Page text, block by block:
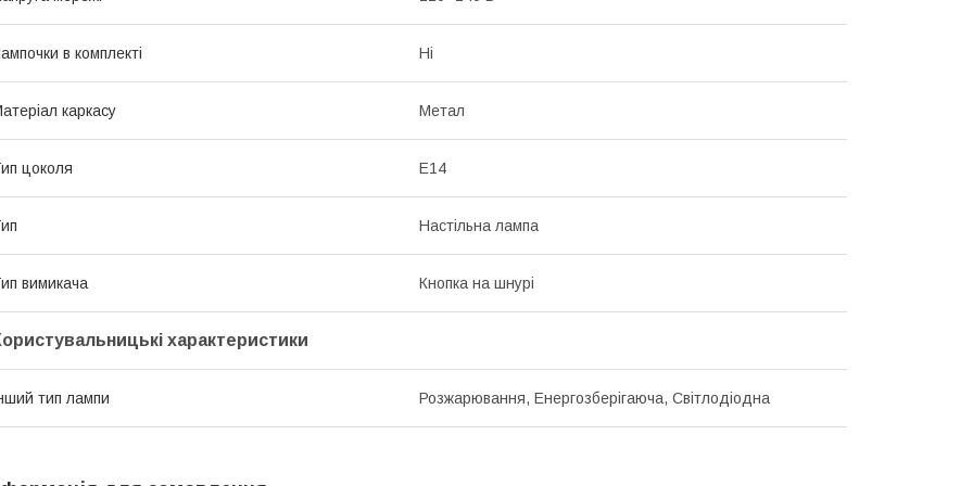
в комплекті Ні
каркасу Метал
цоколя E14
Настільна лампа
вимикача Кнопка на шнурі
характеристики
тип лампи Розжарювання, Енергозберігаюча, Світлодіодна